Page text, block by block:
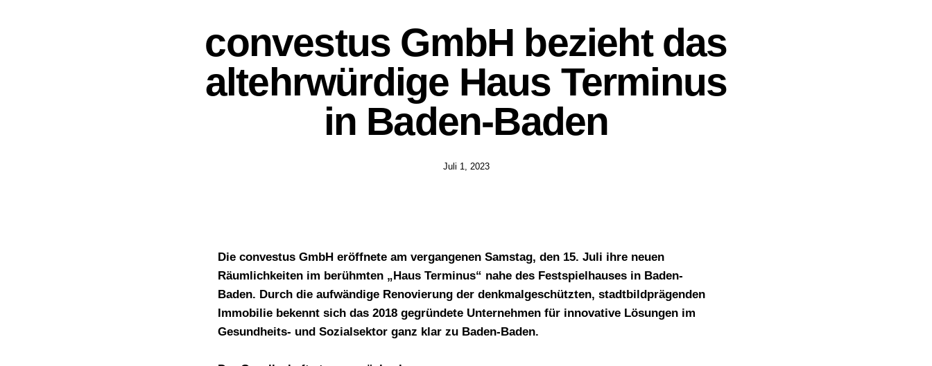
convestus GmbH bezieht das
altehrwürdige Haus Terminus
in Baden-Baden
Juli 1, 2023
Die convestus GmbH eröffnete am vergangenen Samstag, den 15. Juli ihre neuen
Räumlichkeiten im berühmten „Haus Terminus“ nahe des Festspielhauses in Baden-
Baden. Durch die aufwändige Renovierung der denkmalgeschützten, stadtbildprägenden
Immobilie bekennt sich das 2018 gegründete Unternehmen für innovative Lösungen im
Gesundheits- und Sozialsektor ganz klar zu Baden-Baden.